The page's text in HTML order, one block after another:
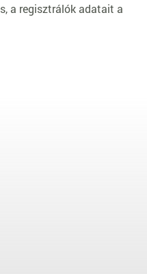
a regisztrálók adatait a